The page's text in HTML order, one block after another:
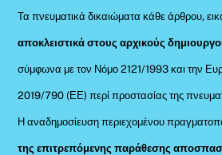
Τα πνευματικά δικαιώματα κάθε άρθρου,
αποκλειστικά στους αρχικούς
σύμφωνα με τον Νόμο 2121/1993 και την
2019/790 (ΕΕ) περί προστασίας της
Η αναδημοσίευση περιεχομένου
της επιτρεπόμενης παράθεσης